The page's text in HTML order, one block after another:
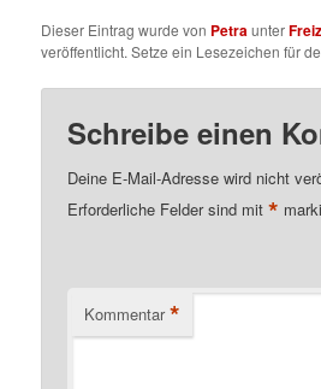
Dieser Eintrag wurde von Petraunter
veröffentlicht. Setze ein Lesezeichen für
Schreibe einen
Deine E-Mail-Adresse wird nicht
Erforderliche Felder sind mit*
Kommentar *